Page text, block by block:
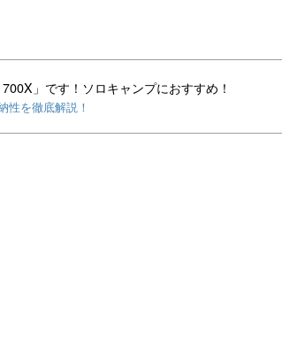
」です！ソロキャンプにおすすめ！
性を徹底解説！